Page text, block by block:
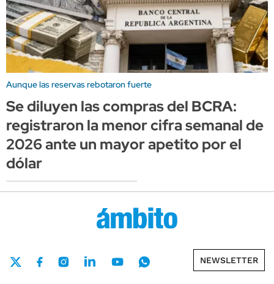
Aunque las reservas rebotaron fuerte
Se diluyen las compras del BCRA:
registraron la menor cifra semanal de
2026 ante un mayor apetito por el
dólar
NEWSLETTER